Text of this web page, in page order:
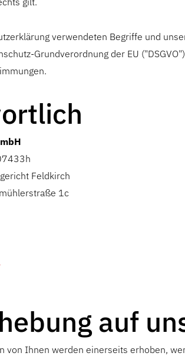
verwendeten Begriffe und
Grundverordnung der EU
Feldkirch
1c
auf
von Ihnen werden einerseits erhoben,